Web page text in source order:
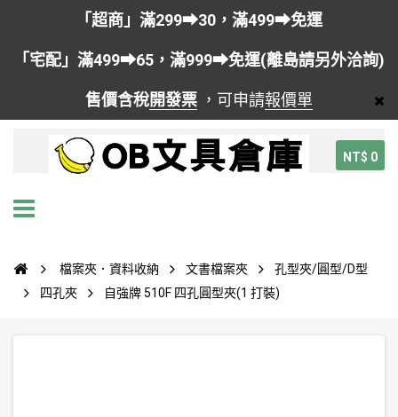
「超商」滿299➡30，滿499➡免運
「宅配」滿499➡65，滿999➡免運(離島請另外洽詢)
售價含稅開發票 ，可申請報價單
NT$ 0
檔案夾．資料收納 文書檔案夾
孔型夾/圓型/D型
四孔夾
自強牌 510F 四孔圓型夾(1 打裝)